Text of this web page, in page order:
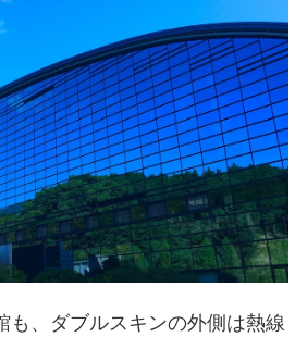
も、ダブルスキンの外側は熱線